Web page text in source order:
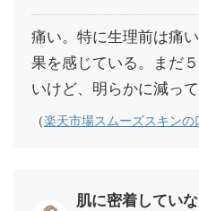
痛い。特に生理前は痛
果を感じている。まだ
いけど、明らかに減って
（楽天市場スムーズスキンの
肌に密着してい